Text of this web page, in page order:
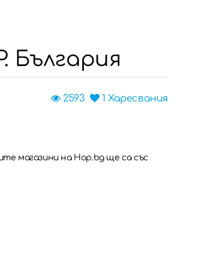
България
1 Харесвания
2593
магазини на Hop.bg ще са със